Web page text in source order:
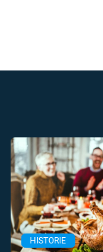
HISTORIE